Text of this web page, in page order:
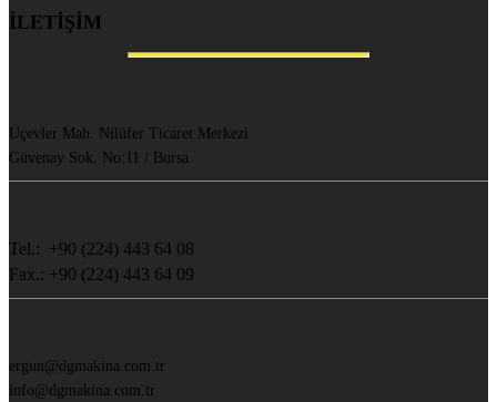
İLETİŞİM
Üçevler Mah. Nilüfer Ticaret Merkezi
Güvenay Sok. No:11 / Bursa
Tel.: +90 (224) 443 64 08
Fax.: +90 (224) 443 64 09
ergun@dgmakina.com.tr
info@dgmakina.com.tr